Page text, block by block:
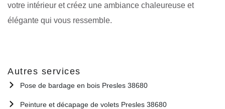
votre intérieur et créez une ambiance chaleureuse et
élégante qui vous ressemble.
Autres services
Pose de bardage en bois Presles 38680
Peinture et décapage de volets Presles 38680